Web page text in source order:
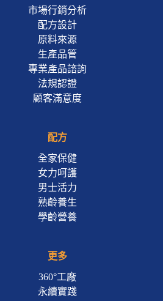
市場行銷分析
配方設計
原料來源
生產品管
專業產品諮詢
法規認證
顧客滿意度
配方
全家保健
女力呵護
男士活力
熟齡養生
學齡營養
更多
360°工廠
永續實踐